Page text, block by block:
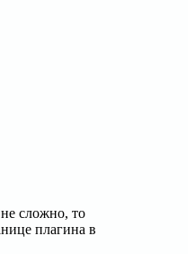
сложно, то
плагина в